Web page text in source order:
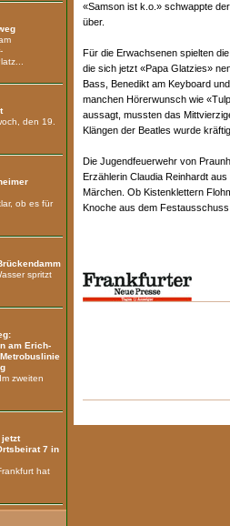
den 19.
ob es für
spritzt
am Erich-
zweiten
jetzt
7 in
hat
«Samson ist k.o.» schwappte
über.
Für die Erwachsenen spielten
die sich jetzt «Papa Glatzies»
Bass, Benedikt am Keyboard
manchen Hörerwunsch wie
aussagt, mussten das
Klängen der Beatles wurde
Die Jugendfeuerwehr von
Erzählerin Claudia Reinhardt
Märchen. Ob Kistenklettern
Knoche aus dem